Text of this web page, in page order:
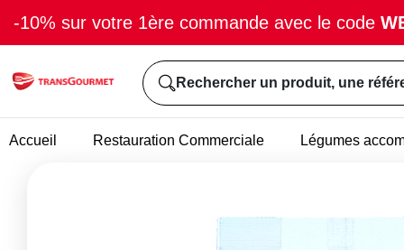
-10% sur votre 1ère commande avec le code
Rechercher un produit, une
Accueil Restauration Commerciale Légumes